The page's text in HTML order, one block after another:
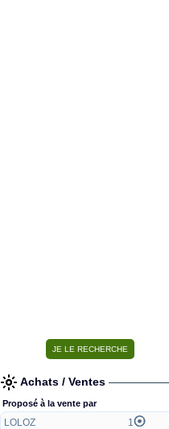
Achats / Ventes
Proposé à la vente par
LOLOZ
1